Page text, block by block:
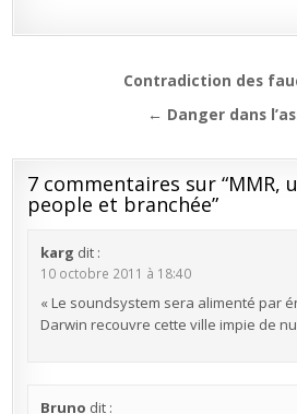
NavigationContradiction des
← Danger dans
7 commentaires sur “MMR,
people et branchée”
karg dit :
10 octobre 2011 à 18:40
« Le soundsystem sera alimenté par
Darwin recouvre cette ville impie de
Bruno dit :